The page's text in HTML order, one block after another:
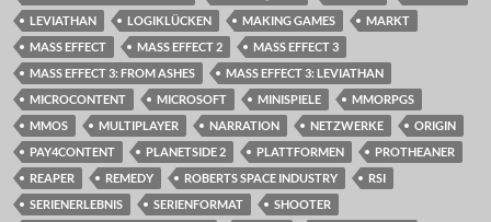
LEVIATHAN
LOGIKLÜCKEN MAKING GAMES
MARKT
MASS EFFECT
MASS EFFECT 2
MASS EFFECT 3
MASS EFFECT 3: FROM ASHES
MASS EFFECT 3: LEVIATHAN
MICROCONTENT
MICROSOFT MINISPIELE
MMORPGS
MMOS
MULTIPLAYER NARRATION NETZWERKE
ORIGIN
PAY4CONTENT
PLANETSIDE 2 PLATTFORMEN
PROTHEANER
REAPER
REMEDY ROBERTS SPACE INDUSTRY
RSI
SERIENERLEBNIS
SERIENFORMAT
SHOOTER